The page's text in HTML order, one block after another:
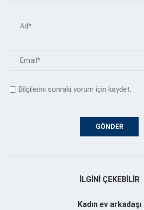
Bilgilerini sonraki yorum için kaydet.
İLGINI ÇEKEBILIR
Kadın ev arkadaşı